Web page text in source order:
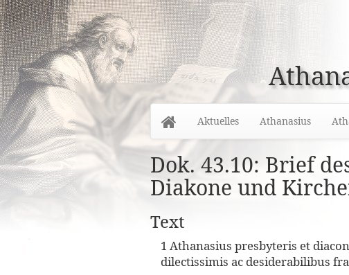
HomeAktuelles Athanasius
Dok. 43.10: Brief
Diakone und
Text
1 Athanasius presbyteris et
dilectissimis ac desiderabilibus